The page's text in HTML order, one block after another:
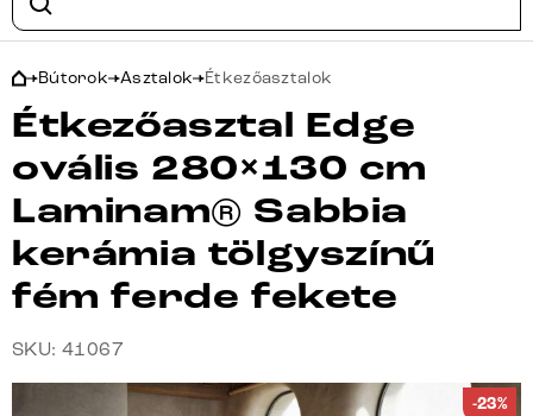
Bútorok Asztalok Étkezőasztalok
Étkezőasztal Edge
ovális 280×130 cm
Laminam® Sabbia
kerámia tölgyszínű
fém ferde fekete
SKU: 41067
-23%